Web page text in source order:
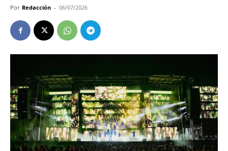
Por Redacción - 06/07/2026